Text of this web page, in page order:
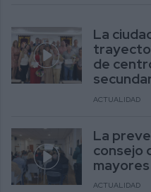
La
de
ACTUALIDAD
La
consejo
mayores
ACTUALIDAD